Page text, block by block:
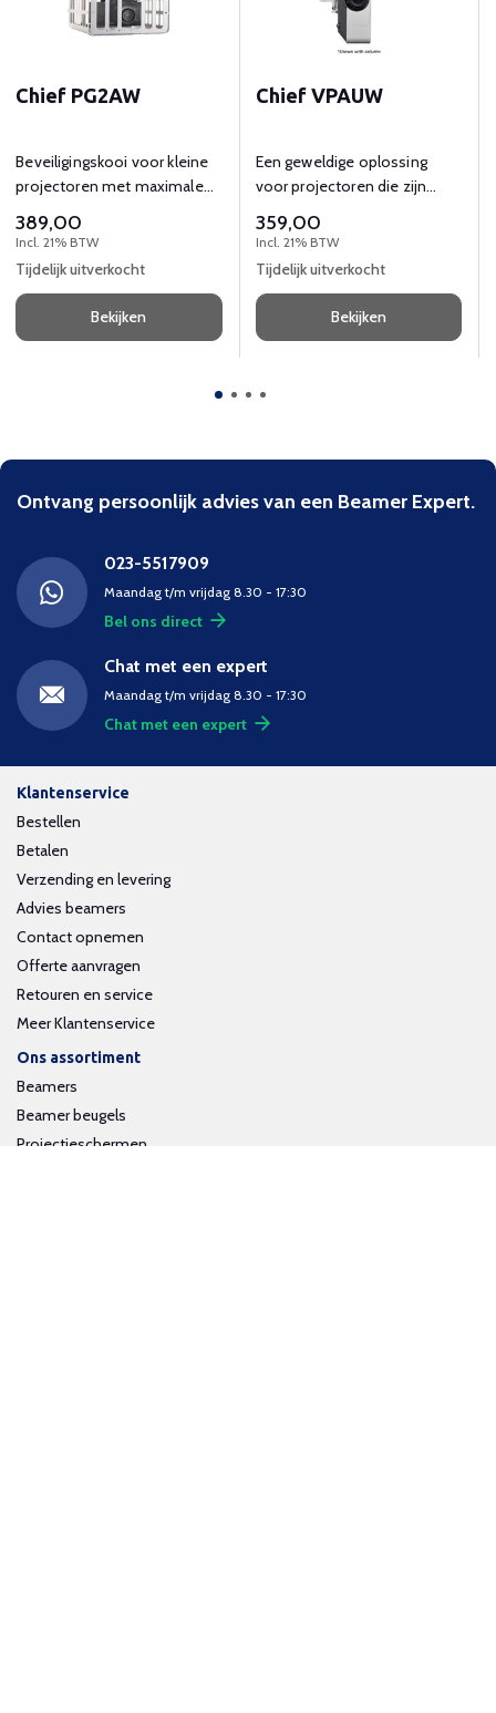
Chief PG2AW
Beveiligingskooi voor kleine
projectoren met maximale
16,0" (191 x 406 x 406 mm).
389,00
Incl. 21% BTW
Tijdelijk uitverkocht
Bekijken
Chief VPAUW
Een geweldige oplossing
voor projectoren die zijn
directionele mogelijkheden.
359,00
Incl. 21% BTW
Tijdelijk uitverkocht
Bekijken
Ontvang persoonlijk advies van een Beamer Expert.
023-5517909
Maandag t/m vrijdag 8.30 - 17:30
Bel ons direct
Chat met een expert
Maandag t/m vrijdag 8.30 - 17:30
Chat met een expert
Klantenservice
Bestellen
Betalen
Verzending en levering
Advies beamers
Contact opnemen
Offerte aanvragen
Retouren en service
Meer Klantenservice
Ons assortiment
Beamers
Beamer beugels
Projectieschermen